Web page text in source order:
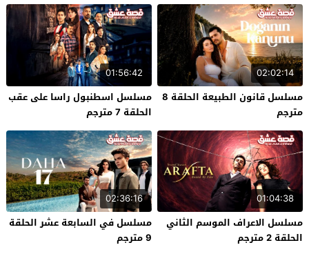
02:02:14
مسلسل قانون الطبيعة الحلقة 8
مترجم
01:56:42
مسلسل اسطنبول راسا على عقب
الحلقة 7 مترجم
01:04:38
مسلسل الاعراف الموسم الثاني
الحلقة 2 مترجم
02:36:16
مسلسل في السابعة عشر الحلقة
9 مترجم